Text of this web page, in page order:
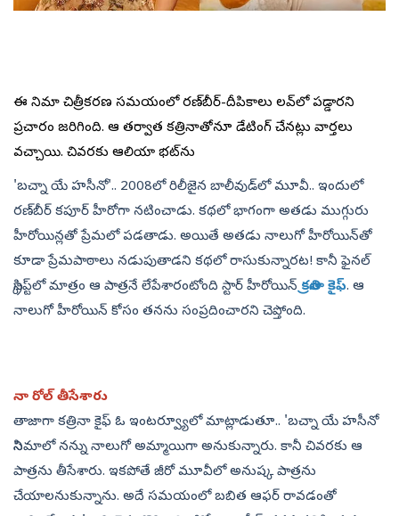
ఈ సినిమా చిత్రీకరణ సమయంలో రణ్‌బీర్‌-దీపికాలు లవ్‌లో పడ్డారని
ప్రచారం జరిగింది. ఆ తర్వాత కత్రినాతోనూ డేటింగ్‌ చేసినట్లు వార్తలు
వచ్చాయి. చివరకు ఆలియా భట్‌ను
'బచ్నా యే హసీనో'.. 2008లో రిలీజైన బాలీవుడ్‌లో మూవీ.. ఇందులో
రణ్‌బీర్‌ కపూర్‌ హీరోగా నటించాడు. కథలో భాగంగా అతడు ముగ్గురు
హీరోయిన్లతో ప్రేమలో పడతాడు. అయితే అతడు నాలుగో హీరోయిన్‌తో
కూడా ‍ప్రేమపాఠాలు నడుపుతాడని కథలో రాసుకున్నారట! కానీ ఫైనల్‌
స్క్రిప్ట్‌లో మాత్రం ఆ పాత్రనే లేపేశారంటోంది స్టార్‌ హీరోయిన్‌కత్రినా కైఫ్‌. ఆ
నాలుగో హీరోయిన్‌ కోసం తనను సంప్రదించారని చెప్తోంది.
నా రోల్‌ తీసేశారు
తాజాగా కత్రినా కైఫ్‌ ఓ ఇంటర్వ్యూలో మాట్లాడుతూ.. 'బచ్నా యే హసీనో
సినిమాలో నన్ను నాలుగో అమ్మాయిగా అనుకున్నారు. కానీ చివరకు ఆ
పాత్రను తీసేశారు. ఇకపోతే జీరో మూవీలో అనుష్క పాత్రను
చేయాలనుకున్నాను. అదే సమయంలో బబిత ఆఫర్‌ రావడంతో